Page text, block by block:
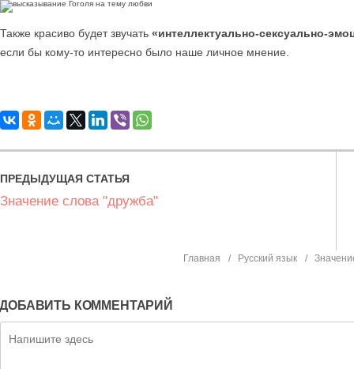
Также красиво будет звучать «интеллектуально-сексуально-
если бы кому-то интересно было наше личное мнение.
Значение слова "дружба"
Главная Русский язык
ДОБАВИТЬ КОММЕНТАРИЙ